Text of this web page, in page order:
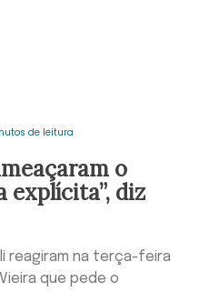
de leitura
o
explícita”, diz
reagiram na terça-feira
que pede o